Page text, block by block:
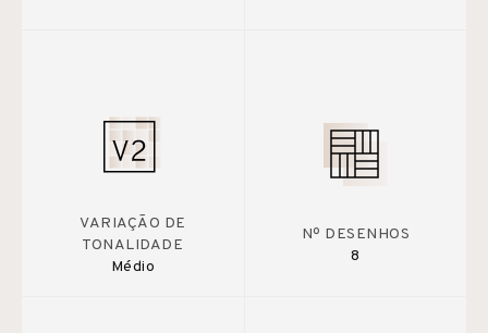
VARIAÇÃO DE
TONALIDADE
Médio
Nº DESENHOS
8